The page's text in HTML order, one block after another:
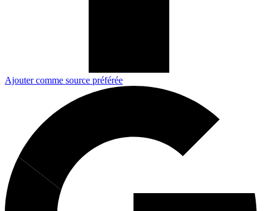
Ajouter comme source préférée